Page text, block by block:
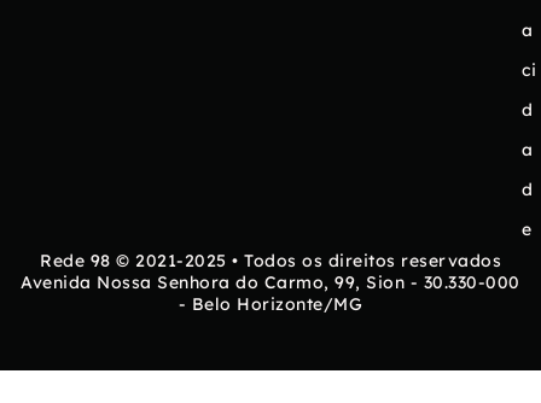
a
ci
d
a
d
e
Rede 98 © 2021-2025 • Todos os direitos reservados
Avenida Nossa Senhora do Carmo, 99, Sion - 30.330-000
- Belo Horizonte/MG